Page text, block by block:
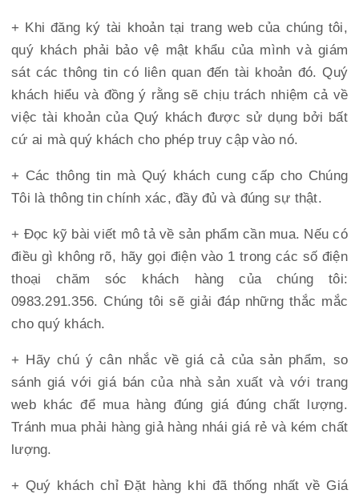
+ Khi đăng ký tài khoản tại trang web của chúng tôi,
quý khách phải bảo vệ mật khẩu của mình và giám
sát các thông tin có liên quan đến tài khoản đó. Quý
khách hiểu và đồng ý rằng sẽ chịu trách nhiệm cả về
việc tài khoản của Quý khách được sử dụng bởi bất
cứ ai mà quý khách cho phép truy cập vào nó.
+ Các thông tin mà Quý khách cung cấp cho Chúng
Tôi là thông tin chính xác, đầy đủ và đúng sự thật.
+ Đọc kỹ bài viết mô tả về sản phẩm cần mua. Nếu có
điều gì không rõ, hãy gọi điện vào 1 trong các số điện
thoại chăm sóc khách hàng của chúng tôi:
0983.291.356. Chúng tôi sẽ giải đáp những thắc mắc
cho quý khách.
+ Hãy chú ý cân nhắc về giá cả của sản phẩm, so
sánh giá với giá bán của nhà sản xuất và với trang
web khác để mua hàng đúng giá đúng chất lượng.
Tránh mua phải hàng giả hàng nhái giá rẻ và kém chất
lượng.
+ Quý khách chỉ Đặt hàng khi đã thống nhất về Giá